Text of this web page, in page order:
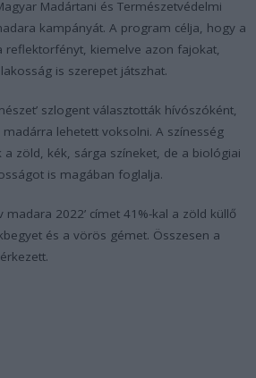
Madártani és Természetvédelmi
kampányát. A program célja, hogy a
reflektorfényt, kiemelve azon fajokat,
is szerepet játszhat.
szlogent választották hívószóként,
lehetett voksolni. A színesség
a zöld, kék, sárga színeket, de a biológiai
is magában foglalja.
madara 2022’ címet 41%-kal a zöld küllő
és a vörös gémet. Összesen a